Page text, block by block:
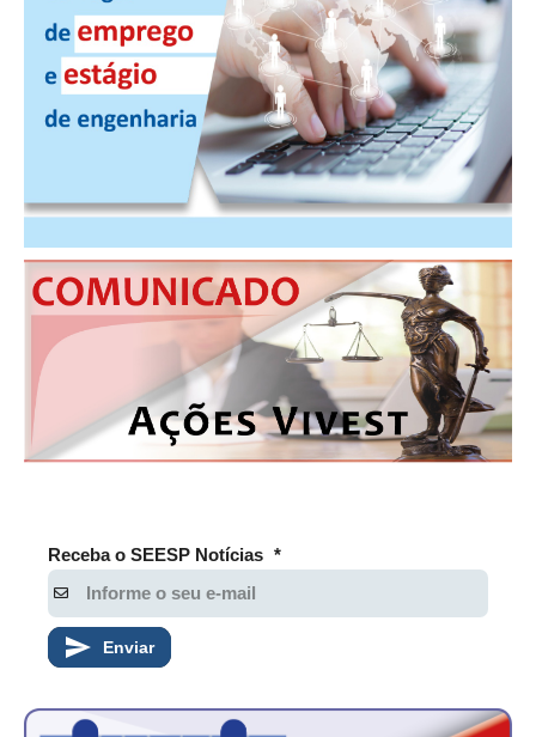
NOTÍCIAS NO WHATSAPP
FOTOS
PUBLICAÇÕES
MANUAL DE REDAÇÃO
RELEASES
CONTATO
CADASTRO
ASSOCIE-SE
ATUALIZAÇÃO CADASTRAL
Receba o SEESP Notícias *
Enviar